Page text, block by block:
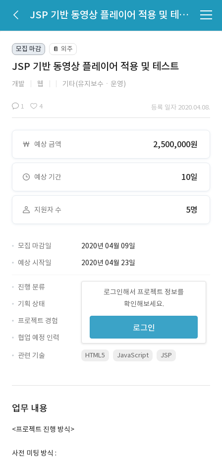
JSP 기반 동영상 플레이어 적용 및 테스트
모집 마감 📔 외주
JSP 기반 동영상 플레이어 적용 및 테스트
개발 웹 기타(유지보수ㆍ운영)
1 4 등록 일자 2020.04.08.
예상 금액 2,500,000원
예상 기간 10일
지원자 수 5명
모집 마감일
2020년 04월 09일
예상 시작일
2020년 04월 23일
로그인해서 프로젝트 정보를
확인해보세요.
로그인
진행 분류
기획 상태
프로젝트 경험
협업 예정 인력
관련 기술
HTML5 JavaScript JSP
업무 내용
<프로젝트 진행 방식>
사전 미팅 방식 :